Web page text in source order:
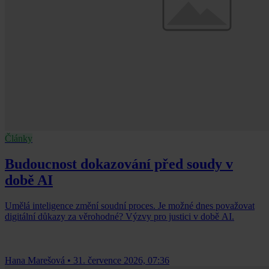
Články
Budoucnost dokazování před soudy v
době AI
Umělá inteligence změní soudní proces. Je možné dnes považovat
digitální důkazy za věrohodné? Výzvy pro justici v době AI.
Hana Marešová • 31. července 2026, 07:36